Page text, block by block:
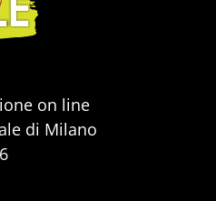
on line
di Milano